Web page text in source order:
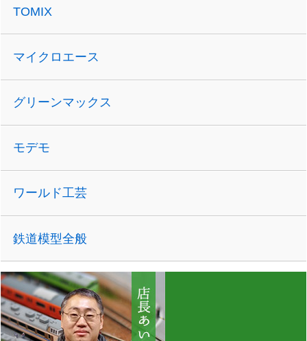
TOMIX
マイクロエース
グリーンマックス
モデモ
ワールド工芸
鉄道模型全般